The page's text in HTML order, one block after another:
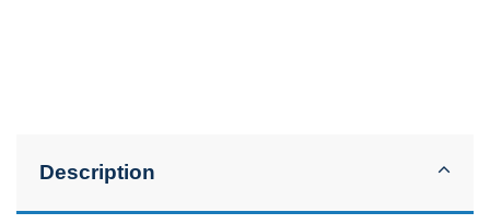
Description